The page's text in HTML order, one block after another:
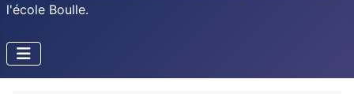
l'école Boulle.